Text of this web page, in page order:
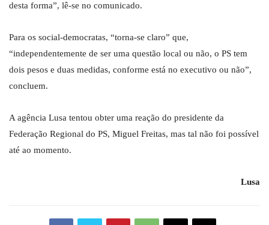
desta forma”, lê-se no comunicado.
Para os social-democratas, “torna-se claro” que,
“independentemente de ser uma questão local ou não, o PS tem
dois pesos e duas medidas, conforme está no executivo ou não”,
concluem.
A agência Lusa tentou obter uma reação do presidente da
Federação Regional do PS, Miguel Freitas, mas tal não foi possível
até ao momento.
Lusa